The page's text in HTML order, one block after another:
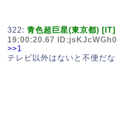
322: 青色超巨星(東京都) [IT]
19:00:20.67 ID:jsKJcWGh0
>>1
テレビ以外はないと不便だな